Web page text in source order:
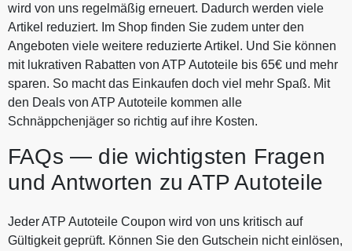
wird von uns regelmäßig erneuert. Dadurch werden viele
Artikel reduziert. Im Shop finden Sie zudem unter den
Angeboten viele weitere reduzierte Artikel. Und Sie können
mit lukrativen Rabatten von ATP Autoteile bis 65€ und mehr
sparen. So macht das Einkaufen doch viel mehr Spaß. Mit
den Deals von ATP Autoteile kommen alle
Schnäppchenjäger so richtig auf ihre Kosten.
FAQs — die wichtigsten Fragen
und Antworten zu ATP Autoteile
Jeder ATP Autoteile Coupon wird von uns kritisch auf
Gültigkeit geprüft. Können Sie den Gutschein nicht einlösen,